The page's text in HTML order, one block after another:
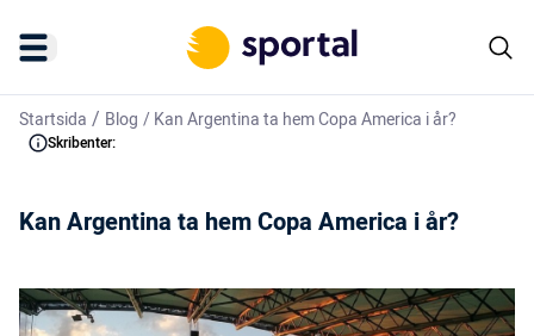
Startsida / Blog /Kan Argentina ta hem Copa America i år?
Skribenter:
Kan Argentina ta hem Copa America i år?